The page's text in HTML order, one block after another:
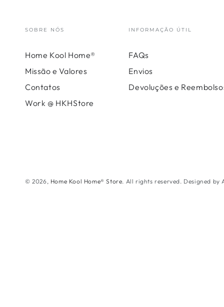
SOBRE NÓS
Home Kool Home®
Missão e Valores
Contatos
Work @ HKHStore
INFORMAÇÃO ÚTIL
FAQs
Envios
Devoluções e
© 2026, Home Kool Home® Store. All rights reserved. Designed by